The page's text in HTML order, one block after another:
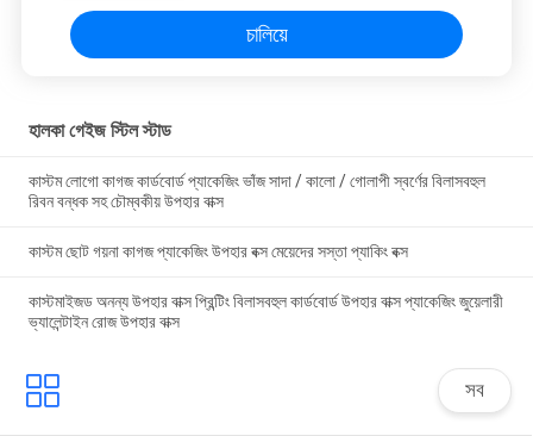
চালিয়ে
হালকা গেইজ স্টিল স্টাড
কাস্টম লোগো কাগজ কার্ডবোর্ড প্যাকেজিং ভাঁজ সাদা / কালো / গোলাপী স্বর্ণের বিলাসবহুল
রিবন বন্ধক সহ চৌম্বকীয় উপহার বাক্স
কাস্টম ছোট গয়না কাগজ প্যাকেজিং উপহার বক্স মেয়েদের সস্তা প্যাকিং বক্স
কাস্টমাইজড অনন্য উপহার বাক্স প্রিন্টিং বিলাসবহুল কার্ডবোর্ড উপহার বাক্স প্যাকেজিং জুয়েলারী
ভ্যালেন্টাইন রোজ উপহার বাক্স
সব